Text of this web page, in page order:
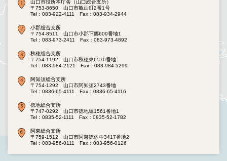
山口市役所本庁舎（山口総合支所）
〒753-8650 山口市亀山町2番1号
Tel：083-922-4111
Fax：083-934-2944
小郡総合支所
〒754-8511 山口市小郡下郷609番地1
Tel：083-973-2411
Fax：083-973-4892
秋穂総合支所
〒754-1192 山口市秋穂東6570番地
Tel：083-984-2121
Fax：083-984-5299
阿知須総合支所
〒754-1292 山口市阿知須2743番地
Tel：0836-65-4111
Fax：0836-65-4116
徳地総合支所
〒747-0292 山口市徳地堀1561番地1
Tel：0835-52-1111
Fax：0835-52-1782
阿東総合支所
〒759-1512 山口市阿東徳佐中3417番地2
Tel：083-956-0111
Fax：083-956-0126